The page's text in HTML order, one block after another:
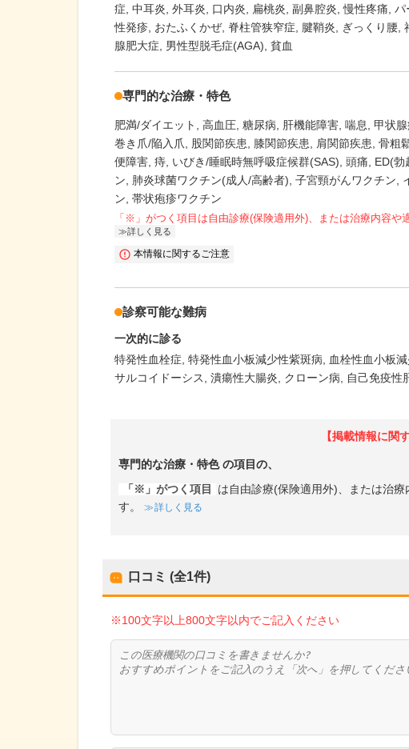
症 中耳炎 外耳炎 口内炎 扁桃炎 副鼻腔炎 慢性疼痛 パ
性発疹 おたふくかぜ 脊柱管狭窄症 腱鞘炎 ぎっくり腰
腺肥大症
男性型脱毛症(AGA) 貧血
専門的な治療・特色
肥満/ダイエット 高血圧 糖尿病 肝機能障害 喘息 甲状
巻き爪/陥入爪
股関節疾患 膝関節疾患 肩関節疾患 骨粗
便障害 痔 いびき/睡眠時無呼吸症候群(SAS) 頭痛 ED(勃
ン
肺炎球菌ワクチン(成人/高齢者) 子宮頸がんワクチン
ン 帯状疱疹ワクチン
「※」がつく項目は自由診療(保険適用外)、または治療内容や
詳しく見る
本情報に関するご注意
診察可能な難病
一次的に診る
特発性血栓症 特発性血小板減少性紫斑病 血栓性血小板
サルコイドーシス
潰瘍性大腸炎 クローン病 自己免疫性
【掲載情報に関
専門的な治療・特色の項目の、
「※」がつく項目
は自由診療(保険適用外)、または治
す。
詳しく見る
口コミ (全1件)
※100文字以上800文字以内でご記入ください